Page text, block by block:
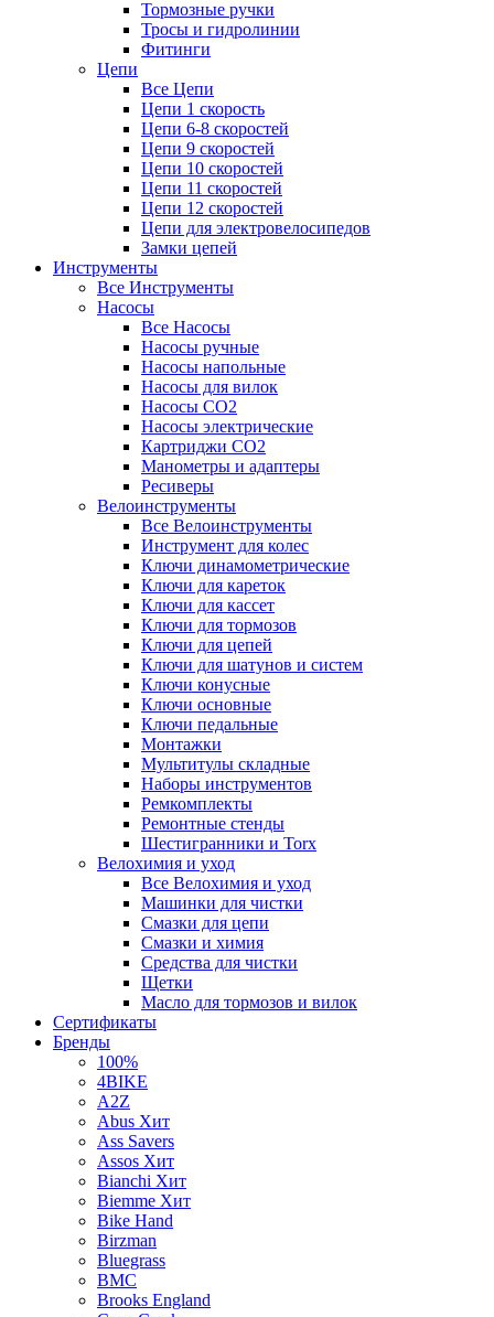
Тормозные ручки
Тросы и гидролинии
Фитинги
Цепи
Все Цепи
Цепи 1 скорость
Цепи 6-8 скоростей
Цепи 9 скоростей
Цепи 10 скоростей
Цепи 11 скоростей
Цепи 12 скоростей
Цепи для электровелосипедов
Замки цепей
Инструменты
Все Инструменты
Насосы
Все Насосы
Насосы ручные
Насосы напольные
Насосы для вилок
Насосы CO2
Насосы электрические
Картриджи CO2
Манометры и адаптеры
Ресиверы
Велоинструменты
Все Велоинструменты
Инструмент для колес
Ключи динамометрические
Ключи для кареток
Ключи для кассет
Ключи для тормозов
Ключи для цепей
Ключи для шатунов и систем
Ключи конусные
Ключи основные
Ключи педальные
Монтажки
Мультитулы складные
Наборы инструментов
Ремкомплекты
Ремонтные стенды
Шестигранники и Torx
Велохимия и уход
Все Велохимия и уход
Машинки для чистки
Смазки для цепи
Смазки и химия
Средства для чистки
Щетки
Масло для тормозов и вилок
Сертификаты
Бренды
100%
4BIKE
A2Z
Abus Хит
Ass Savers
Assos Хит
Bianchi Хит
Biemme Хит
Bike Hand
Birzman
Bluegrass
BMC
Brooks England